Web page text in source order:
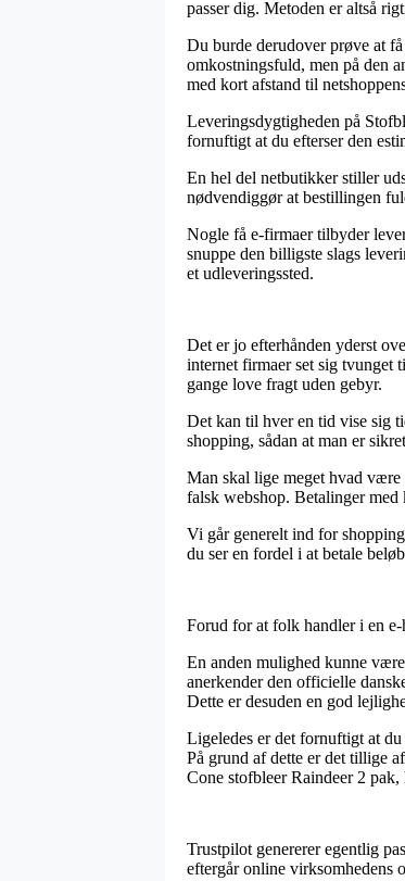
passer dig. Metoden er altså
Du burde derudover prøve at
omkostningsfuld, men på den
med kort afstand til
Leveringsdygtigheden på
fornuftigt at du efterser den
En hel del netbutikker stiller
nødvendiggør at bestillingen
Nogle få e-firmaer tilbyder
snuppe den billigste slags
et udleveringssted.
Det er jo efterhånden yderst
internet firmaer set sig tvunget
gange love fragt uden gebyr.
Det kan til hver en tid vise sig
shopping, sådan at man er
Man skal lige meget hvad
falsk webshop. Betalinger
Vi går generelt ind for
du ser en fordel i at betale
Forud for at folk handler i en
En anden mulighed kunne
anerkender den officielle
Dette er desuden en god
Ligeledes er det fornuftigt at
På grund af dette er det tillige
Cone stofbleer Raindeer 2
Trustpilot genererer egentlig
eftergår online virksomhedens